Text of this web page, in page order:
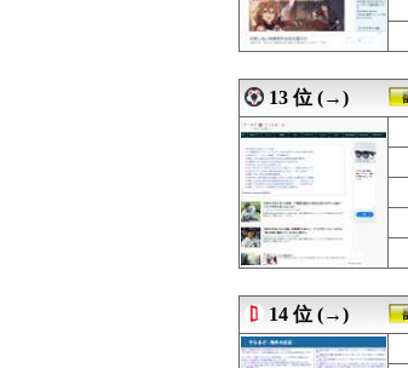
08/06 06:10
08/06 06:00
08/06 06:00
08/06 04:03
08/06 03:00
08/06 02:26
08/06 01:00
08/06 00:46
08/06 00:00
08/05 23:46
08/05 23:11
08/05 23:02
08/05 23:00
08/05 23:00
08/05 22:15
08/05 22:00
13 位 (→)
14 位 (→)